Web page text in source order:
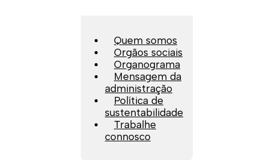
Quem somos
Orgãos sociais
Organograma
Mensagem da
administração
Política de
sustentabilidade
Trabalhe
connosco